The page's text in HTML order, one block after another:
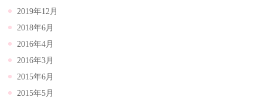
2019年12月
2018年6月
2016年4月
2016年3月
2015年6月
2015年5月